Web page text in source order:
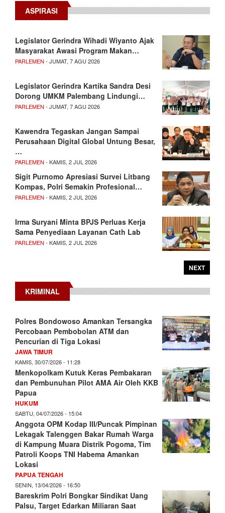
ASPIRASI
Legislator Gerindra Wihadi Wiyanto Ajak
Masyarakat Awasi Program Makan…
PARLEMEN - JUMAT, 7 AGU 2026
Legislator Gerindra Kartika Sandra Desi
Dorong UMKM Palembang Lindungi…
PARLEMEN - JUMAT, 7 AGU 2026
Kawendra Tegaskan Jangan Sampai
Perusahaan Digital Global Untung Besar,
…
PARLEMEN - KAMIS, 2 JUL 2026
Sigit Purnomo Apresiasi Survei Litbang
Kompas, Polri Semakin Profesional…
PARLEMEN - KAMIS, 2 JUL 2026
Irma Suryani Minta BPJS Perluas Kerja
Sama Penyediaan Layanan Cath Lab
PARLEMEN - KAMIS, 2 JUL 2026
NEXT
KRIMINAL
Polres Bondowoso Amankan Tersangka
Percobaan Pembobolan ATM dan
Pencurian di Tiga Lokasi
JAWA TIMUR
KAMIS, 30/07/2026 - 11:28
Menkopolkam Kutuk Keras Pembakaran
dan Pembunuhan Pilot AMA Air Oleh KKB
Papua
HUKUM
SABTU, 04/07/2026 - 15:04
Anggota OPM Kodap III/Puncak Pimpinan
Lekagak Talenggen Bakar Rumah Warga
di Kampung Muara Distrik Pogoma, Tim
Patroli Koops TNI Habema Amankan
Lokasi
PAPUA TENGAH
SENIN, 13/04/2026 - 16:50
Bareskrim Polri Bongkar Sindikat Uang
Palsu, Target Edarkan Miliaran Saat